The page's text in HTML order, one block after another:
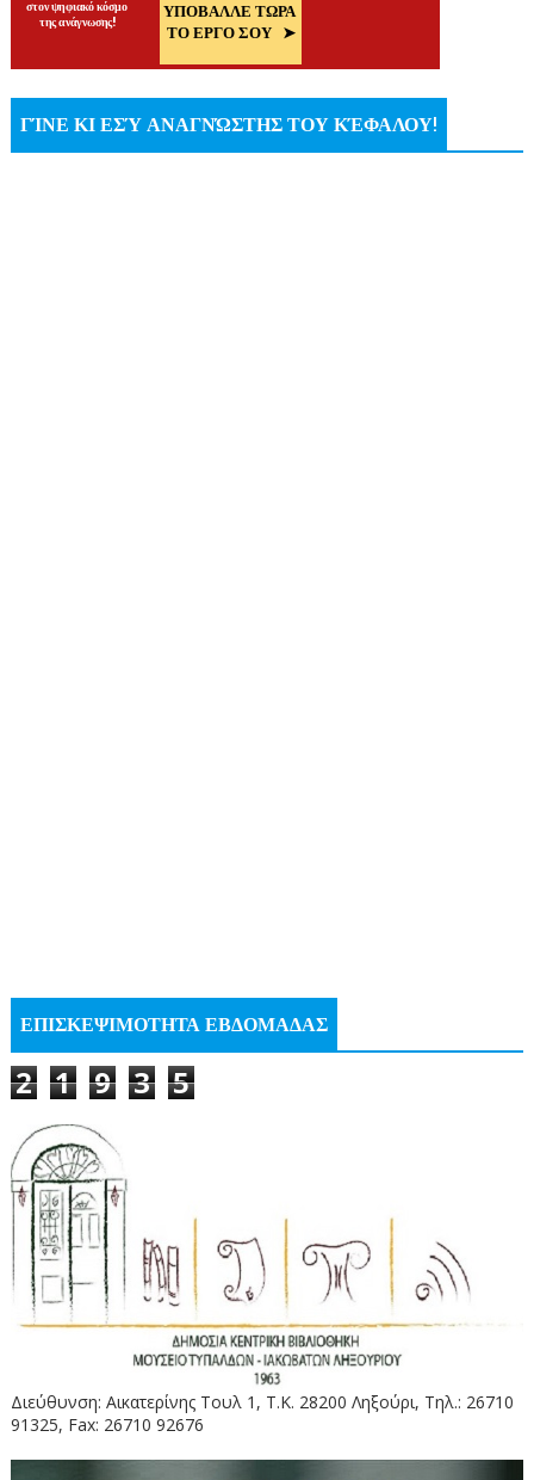
ΓΊΝΕ ΚΙ ΕΣΎ ΑΝΑΓΝΏΣΤΗΣ ΤΟΥ ΚΈΦΑΛΟΥ!
ΕΠΙΣΚΕΨΙΜΟΤΗΤΑ ΕΒΔΟΜΑΔΑΣ
2 1 9 3 5
Διεύθυνση: Αικατερίνης Τουλ 1, Τ.Κ. 28200 Ληξούρι, Τηλ.: 26710
91325, Fax: 26710 92676